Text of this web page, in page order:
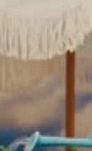
débuts
Avec la
lui, Cade
sa
: